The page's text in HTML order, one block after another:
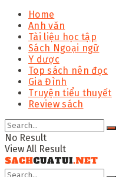
Home
Anh văn
Tài liệu học tập
Sách Ngoại ngữ
Y dược
Top sách nên đọc
Gia Đình
Truyện tiểu thuyết
Review sách
No Result
View All Result